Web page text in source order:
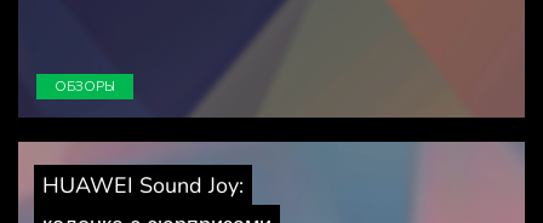
ОБЗОРЫ
HUAWEI Sound Joy: